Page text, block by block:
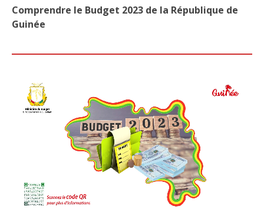
Comprendre le Budget 2023 de la République de
Guinée